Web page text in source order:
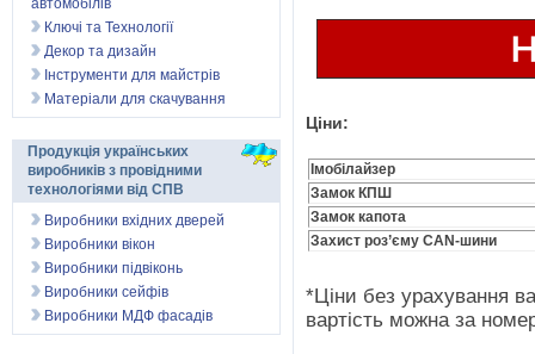
Ціни:
Імобілайзер
Замок КПШ
Замок капота
Захист роз’єму CAN-шини
*Ціни без урахування
вартість можна за
автомобілів
Ключі та Технології
Декор та дизайн
Інструменти для майстрів
Матеріали для скачування
Продукція українських
виробників з провідними
технологіями від СПВ
Виробники вхідних дверей
Виробники вікон
Виробники підвіконь
Виробники сейфів
Виробники МДФ фасадів